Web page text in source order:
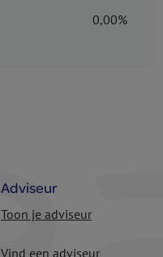
0,00%
Adviseur
Toon je adviseur
Vind een adviseur